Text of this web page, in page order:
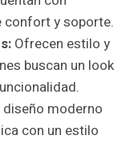
confort y soporte.
Ofrecen estilo y
buscan un look
diseño moderno
con un estilo